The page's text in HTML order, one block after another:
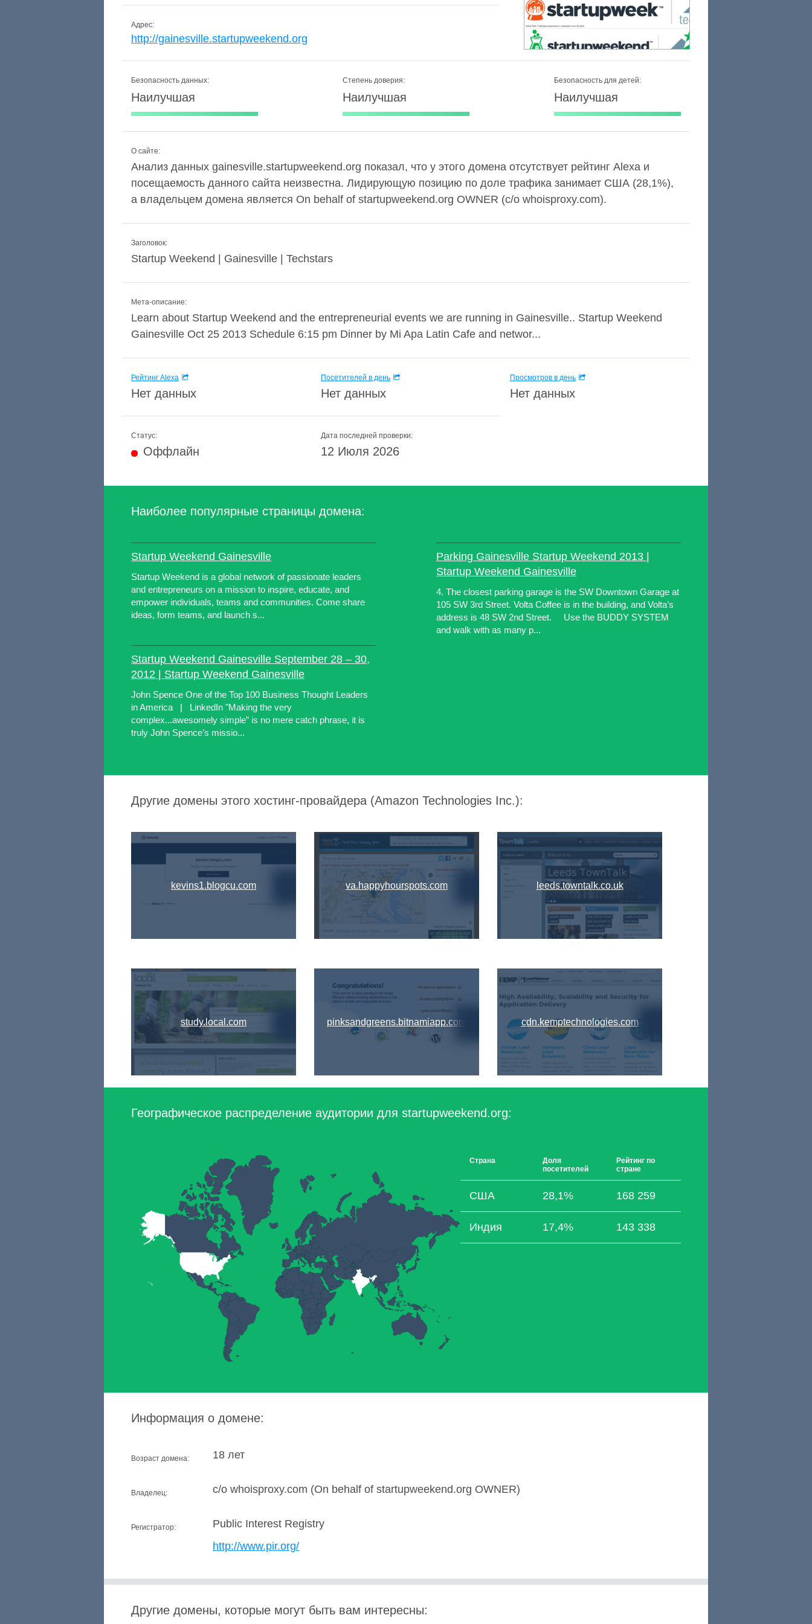
Адрес:
http://gainesville.startupweekend.org
Безопасность данных:
Наилучшая
Степень доверия:
Наилучшая
Безопасность для детей:
Наилучшая
О сайте:
Анализ данных gainesville.startupweekend.org показал, что у этого домена отсутствует рейтинг Alexa и
посещаемость данного сайта неизвестна. Лидирующую позицию по доле трафика занимает США (28,1%),
а владельцем домена является On behalf of startupweekend.org OWNER (c/o whoisproxy.com).
Заголовок:
Startup Weekend | Gainesville | Techstars
Мета-описание:
Learn about Startup Weekend and the entrepreneurial events we are running in Gainesville.. Startup Weekend
Gainesville Oct 25 2013 Schedule 6:15 pm Dinner by Mi Apa Latin Cafe and networ...
Рейтинг Alexa
Нет данных
Посетителей в день
Нет данных
Просмотров в день
Нет данных
Статус:
Оффлайн
Дата последней проверки:
12 Июля 2026
Наиболее популярные страницы домена:
Startup Weekend Gainesville
Startup Weekend is a global network of passionate leaders
and entrepreneurs on a mission to inspire, educate, and
empower individuals, teams and communities. Come share
ideas, form teams, and launch s...
Startup Weekend Gainesville September 28 – 30,
2012 | Startup Weekend Gainesville
John Spence One of the Top 100 Business Thought Leaders
in America | LinkedIn "Making the very
complex...awesomely simple” is no mere catch phrase, it is
truly John Spence’s missio...
Parking Gainesville Startup Weekend 2013 |
Startup Weekend Gainesville
4. The closest parking garage is the SW Downtown Garage at
105 SW 3rd Street. Volta Coffee is in the building, and Volta’s
address is 48 SW 2nd Street. Use the BUDDY SYSTEM
and walk with as many p...
Другие домены этого хостинг-провайдера (Amazon Technologies Inc.):
kevins1.blogcu.com
study.local.com
va.happyhourspots.com
pinksandgreens.bitnamiapp.com
leeds.towntalk.co.uk
cdn.kemptechnologies.com
Географическое распределение аудитории для startupweekend.org:
Страна
Доля
посетителей
Рейтинг по
стране
США 28,1% 168 259
Индия 17,4% 143 338
Информация о домене:
Возраст домена: 18 лет
Владелец: c/o whoisproxy.com (On behalf of startupweekend.org OWNER)
Регистратор:
Public Interest Registry
http://www.pir.org/
Другие домены, которые могут быть вам интересны: